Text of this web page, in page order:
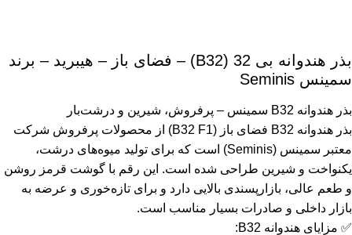
بذر هندوانه بی 32 (B32) – فضای باز – هیبرید – برند
سمینس Seminis
بذر هندوانه B32 سمینس – پرفروش، شیرین و درشت‌بار
بذر هندوانه B32 فضای باز (B32 F1) از محصولات پرفروش شرکت
معتبر سمینس (Seminis) است که برای تولید میوه‌های درشت،
یکنواخت و شیرین طراحی شده است. این رقم با گوشت قرمز روشن
و طعم عالی، بازارپسندی بالایی دارد و برای تازه‌خوری و عرضه به
بازار داخلی و صادرات بسیار مناسب است.
✅ مزایای هندوانه B32: